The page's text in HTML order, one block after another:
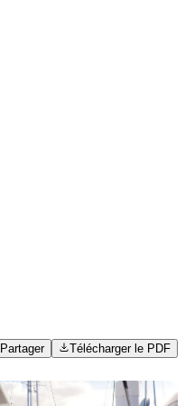
Partager Télécharger le PDF